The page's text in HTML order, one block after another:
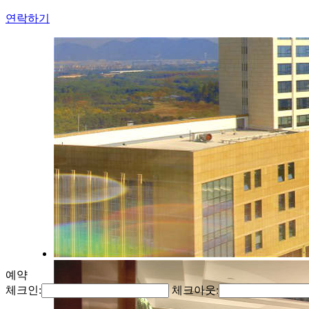
연락하기
예약
체크인:
체크아웃: